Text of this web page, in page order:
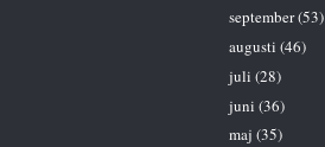
september(53)
augusti (46)
juli (28)
juni (36)
maj (35)